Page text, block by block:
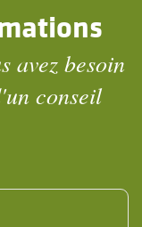
avez besoin
conseil